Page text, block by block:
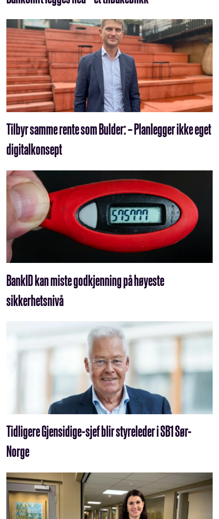
Tilbyr samme rente som Bulder: – Planlegger ikke eget
digitalkonsept
BankID kan miste godkjenning på høyeste
sikkerhetsnivå
Tidligere Gjensidige-sjef blir styreleder i SB1 Sør-
Norge